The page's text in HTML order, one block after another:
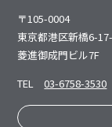
〒105-0004
東京都港区新橋6-
菱進御成⾨ビル7F
TEL
03-6758-3530